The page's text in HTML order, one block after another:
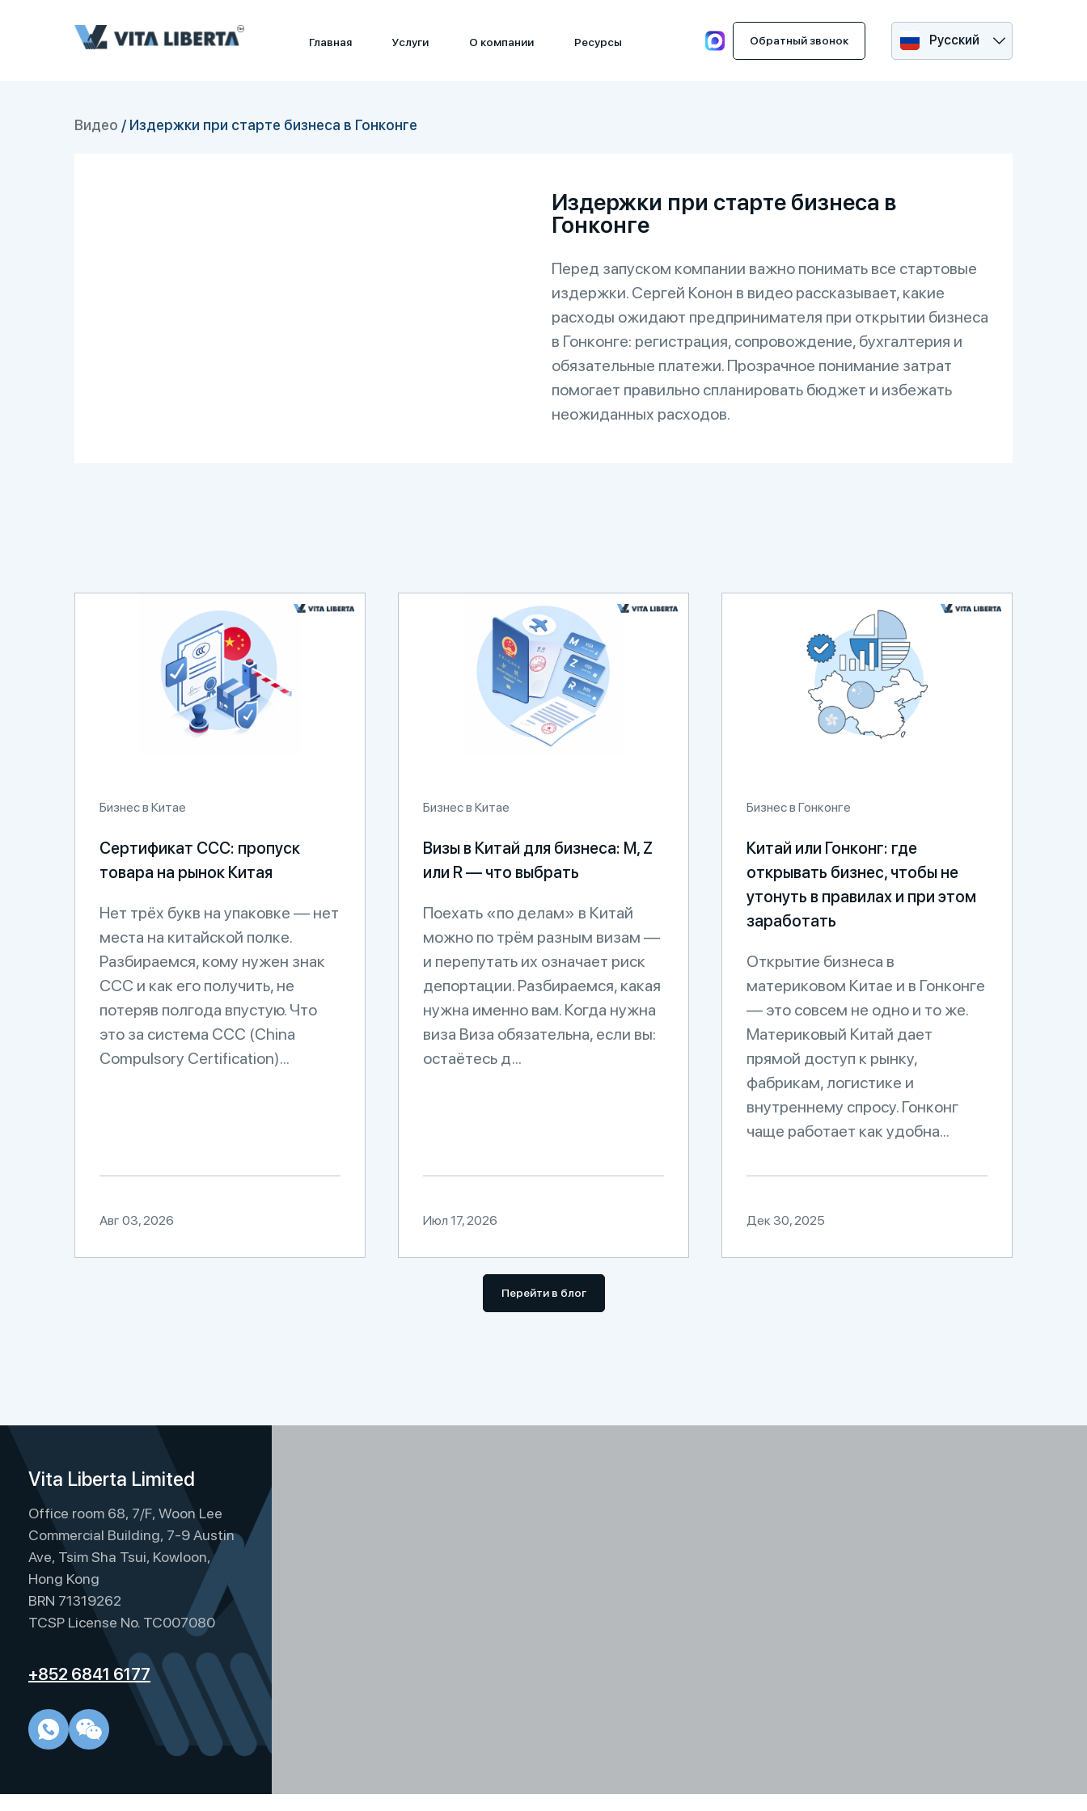
Главная Услуги О компании Ресурсы Обратный звонок Русский
Видео / Издержки при старте бизнеса в Гонконге
Издержки при старте бизнеса в
Гонконге
Перед запуском компании важно понимать все стартовые
издержки. Сергей Конон в видео рассказывает, какие
расходы ожидают предпринимателя при открытии бизнеса
в Гонконге: регистрация, сопровождение, бухгалтерия и
обязательные платежи. Прозрачное понимание затрат
помогает правильно спланировать бюджет и избежать
неожиданных расходов.
Бизнес в Китае
Сертификат CCC: пропуск
товара на рынок Китая
Нет трёх букв на упаковке — нет
места на китайской полке.
Разбираемся, кому нужен знак
CCC и как его получить, не
потеряв полгода впустую. Что
это за система CCC (China
Compulsory Certification)...
Авг 03, 2026
Бизнес в Китае
Визы в Китай для бизнеса: M, Z
или R — что выбрать
Поехать «по делам» в Китай
можно по трём разным визам —
и перепутать их означает риск
депортации. Разбираемся, какая
нужна именно вам. Когда нужна
виза Виза обязательна, если вы:
остаётесь д...
Июл 17, 2026
Бизнес в Гонконге
Китай или Гонконг: где
открывать бизнес, чтобы не
утонуть в правилах и при этом
заработать
Открытие бизнеса в
материковом Китае и в Гонконге
— это совсем не одно и то же.
Материковый Китай дает
прямой доступ к рынку,
фабрикам, логистике и
внутреннему спросу. Гонконг
чаще работает как удобна...
Дек 30, 2025
Перейти в блог
Vita Liberta Limited
Office room 68, 7/F, Woon Lee
Commercial Building, 7-9 Austin
Ave, Tsim Sha Tsui, Kowloon,
Hong Kong
BRN 71319262
TCSP License No. TC007080
+852 6841 6177